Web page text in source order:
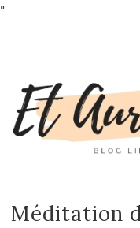
"
Méditation